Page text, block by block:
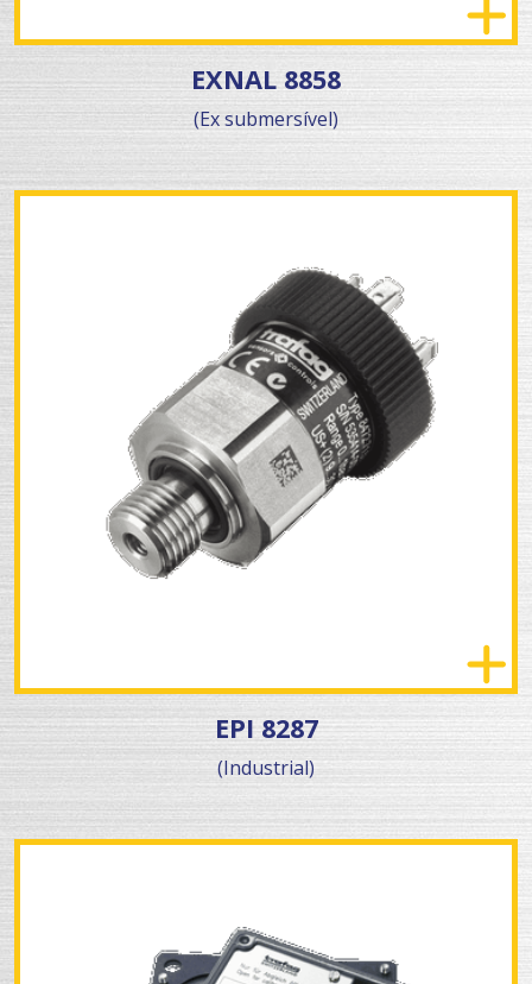
EXNAL 8858
(Ex submersível)
EPI 8287
(Industrial)